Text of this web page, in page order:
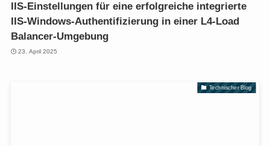
IIS-Einstellungen für eine erfolgreiche integrierte
IIS-Windows-Authentifizierung in einer L4-Load
Balancer-Umgebung
23. April 2025
Technischer Blog